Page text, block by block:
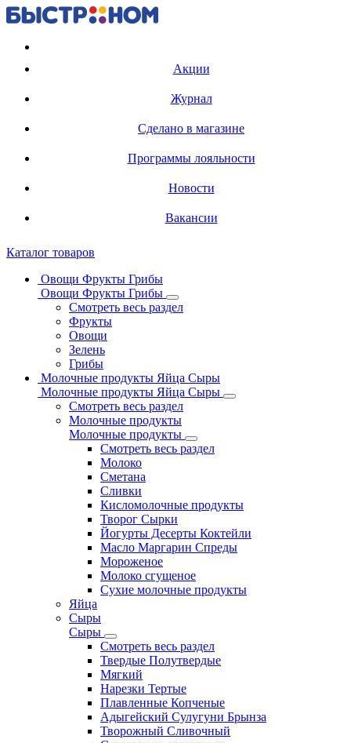
Акции
Журнал
Сделано в магазине
Программы лояльности
Новости
Вакансии
Каталог товаров
Овощи Фрукты Грибы
Овощи Фрукты Грибы
Смотреть весь раздел
Фрукты
Овощи
Зелень
Грибы
Молочные продукты Яйца Сыры
Молочные продукты Яйца Сыры
Смотреть весь раздел
Молочные продукты
Молочные продукты
Смотреть весь раздел
Молоко
Сметана
Сливки
Кисломолочные продукты
Творог Сырки
Йогурты Десерты Коктейли
Масло Маргарин Спреды
Мороженое
Молоко сгущеное
Сухие молочные продукты
Яйца
Сыры
Сыры
Смотреть весь раздел
Твердые Полутвердые
Мягкий
Нарезки Тертые
Плавленные Копченые
Адыгейский Сулугуни Брынза
Творожный Сливочный